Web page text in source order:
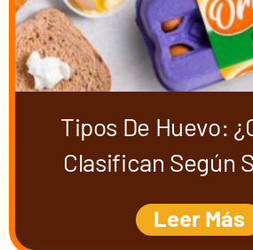
Tipos De Huevo:
Clasifican Según
Leer Más